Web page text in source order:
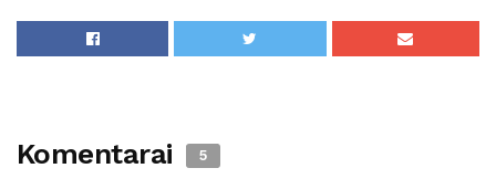
Komentarai 5